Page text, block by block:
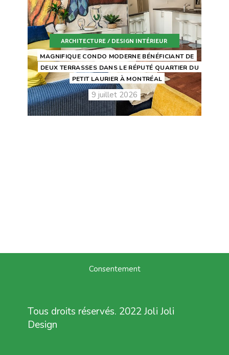
ARCHITECTURE / DESIGN INTÉRIEUR
MAGNIFIQUE CONDO MODERNE BÉNÉFICIANT DE
DEUX TERRASSES DANS LE RÉPUTÉ QUARTIER DU
PETIT LAURIER À MONTRÉAL
9 juillet 2026
Consentement
Tous droits réservés. 2022 Joli Joli
Design